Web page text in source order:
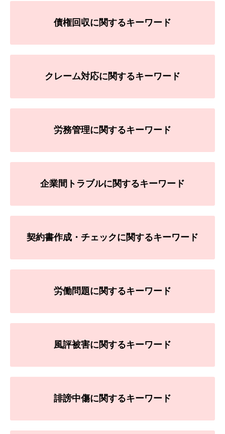
債権回収に関するキーワード
クレーム対応に関するキーワード
労務管理に関するキーワード
企業間トラブルに関するキーワード
契約書作成・チェックに関するキーワード
労働問題に関するキーワード
風評被害に関するキーワード
誹謗中傷に関するキーワード